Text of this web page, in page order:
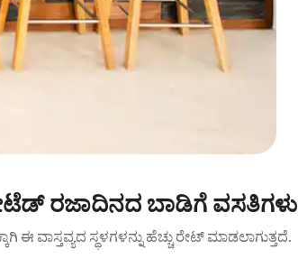
ರಜಾದಿನದ ಬಾಡಿಗೆ ವಸತಿಗಳು
ಈ ವಾಸ್ತವ್ಯದ ಸ್ಥಳಗಳನ್ನು ಹೆಚ್ಚು ರೇಟ್ ಮಾಡಲಾಗುತ್ತದೆ.